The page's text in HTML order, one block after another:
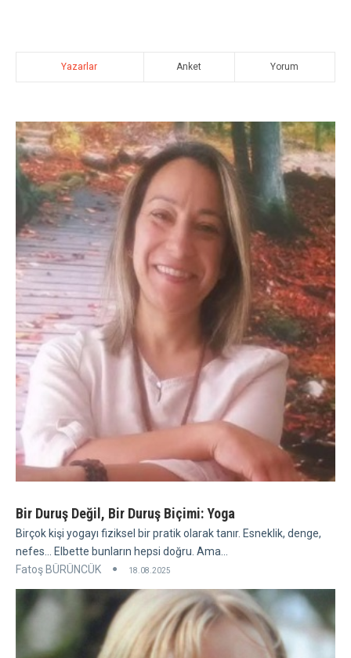
Yazarlar Anket Yorum
Bir Duruş Değil, Bir Duruş Biçimi: Yoga
Birçok kişi yogayı fiziksel bir pratik olarak tanır. Esneklik, denge,
nefes... Elbette bunların hepsi doğru. Ama...
Fatoş BÜRÜNCÜK
18.08.2025